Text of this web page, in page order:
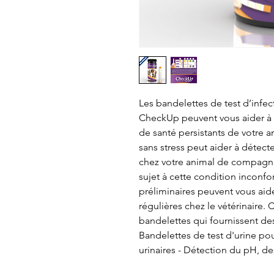
Les bandelettes de test
CheckUp peuvent vous aider
de santé persistants de votre
sans stress peut aider à
chez votre animal de
sujet à cette condition
préliminaires peuvent vous
régulières chez le vétérinaire.
bandelettes qui fournissent
Bandelettes de test d'urine
urinaires - Détection du pH,